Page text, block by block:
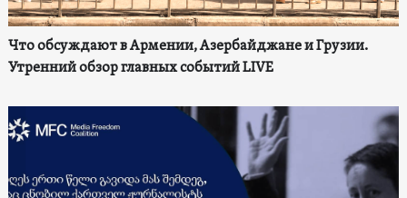
Что обсуждают в Армении, Азербайджане и Грузии.
Утренний обзор главных событий LIVE